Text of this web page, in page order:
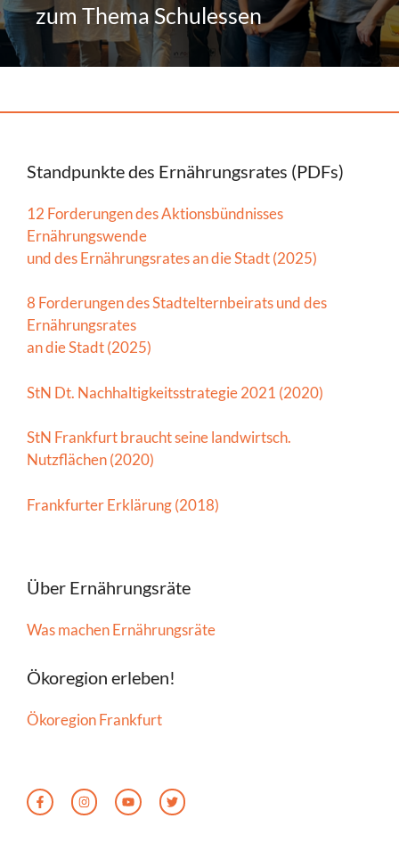
zum Thema Schulessen
Standpunkte des Ernährungsrates (PDFs)
12 Forderungen des Aktionsbündnisses
Ernährungswende
und des Ernährungsrates an die Stadt (2025)
8 Forderungen des Stadtelternbeirats und des
Ernährungsrates
an die Stadt (2025)
StN Dt. Nachhaltigkeitsstrategie 2021 (2020)
StN Frankfurt braucht seine landwirtsch.
Nutzflächen (2020)
Frankfurter Erklärung (2018)
Über Ernährungsräte
Was machen Ernährungsräte
Ökoregion erleben!
Ökoregion Frankfurt